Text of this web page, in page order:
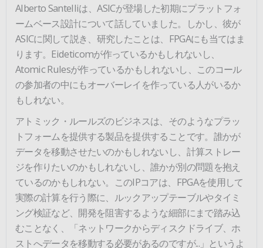
Alberto Santelliは、ASICが登場した初期にプラットフォ
ームベース設計について話していました。しかし、彼が
ASICに関して説き、研究したことは、FPGAにも当てはま
ります。Eideticomが作っているかもしれないし、
Atomic Rulesが作っているかもしれないし、このコール
の参加者の中にもオーバーレイを作っている人がいるか
もしれない。
アトミック・ルールズのビジネスは、そのようなプラッ
トフォームを提供する製品を提供することです。誰かが
データを移動させたいのかもしれないし、計算ストレー
ジを作りたいのかもしれないし、誰かが別の問題を抱え
ているのかもしれない。このIPコアは、FPGAを使用して
実際の計算を行う際に、ルックアップテーブルやタイミ
ング検証など、開発を阻害するような細部にまで踏み込
むことなく、「ネットワークからディスクドライブ、ホ
ストへデータを移動する必要があるのですが...」というよ